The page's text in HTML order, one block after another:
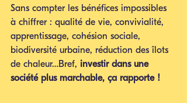
Sans compter les bénéfices impossibles
à chiffrer : qualité de vie, convivialité,
apprentissage, cohésion sociale,
biodiversité urbaine, réduction des îlots
de chaleur…Bref, investir dans une
société plus marchable, ça rapporte !